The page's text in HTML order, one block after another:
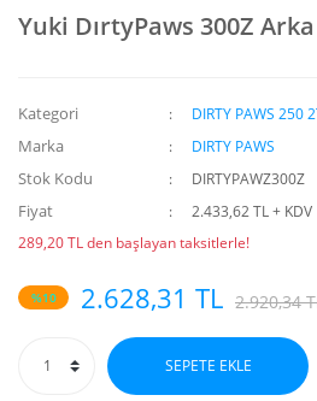
Yuki DırtyPaws 300Z
Kategori DIRTY PAWS 250
Marka DIRTY PAWS
Stok Kodu DIRTYPAWZ300Z
Fiyat
2.433,62 TL + KDV
289,20 TL den başlayan taksitlerle!
%10 2.628,31 TL 2.920,34
SEPETE EKLE